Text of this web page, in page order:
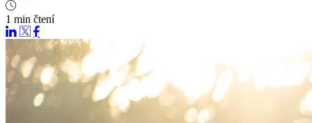
1 min čtení